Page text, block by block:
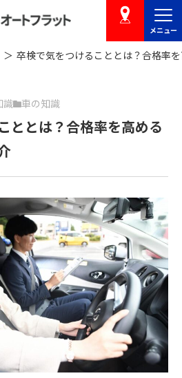
店舗を探す
メニュー
卒検で気をつけることとは？合格率
識 車の知識
ととは？合格率を高める